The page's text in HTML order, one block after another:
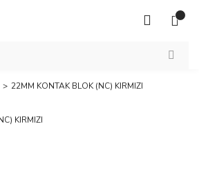
22MM KONTAK BLOK (NC) KIRMIZI